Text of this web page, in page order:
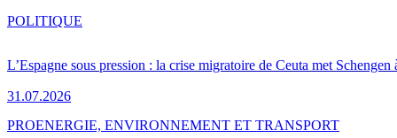
L’Espagne sous pression : la crise migratoire de Ceuta met Schengen
31.07.2026
POLITIQUE
PROENERGIE, ENVIRONNEMENT ET TRANSPORT